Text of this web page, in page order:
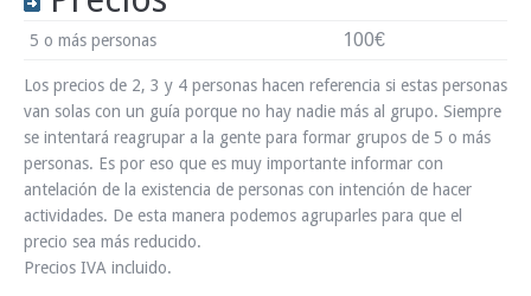
5 o más personas 100€
Los precios de 2, 3 y 4 personas hacen referencia si estas personas
van solas con un guía porque no hay nadie más al grupo. Siempre
se intentará reagrupar a la gente para formar grupos de 5 o más
personas. Es por eso que es muy importante informar con
antelación de la existencia de personas con intención de hacer
actividades. De esta manera podemos agruparles para que el
precio sea más reducido.
Precios IVA incluido.